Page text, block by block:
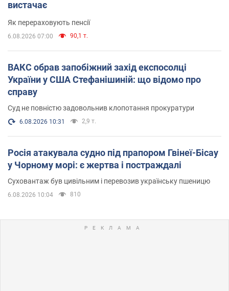
вистачає
Як перераховують пенсії
6.08.2026 07:00 90,1 т.
ВАКС обрав запобіжний захід експосолці
України у США Стефанішиній: що відомо про
справу
Суд не повністю задовольнив клопотання прокуратури
6.08.2026 10:31 2,9 т.
Росія атакувала судно під прапором Гвінеї-Бісау
у Чорному морі: є жертва і постраждалі
Суховантаж був цивільним і перевозив українську пшеницю
6.08.2026 10:04 810